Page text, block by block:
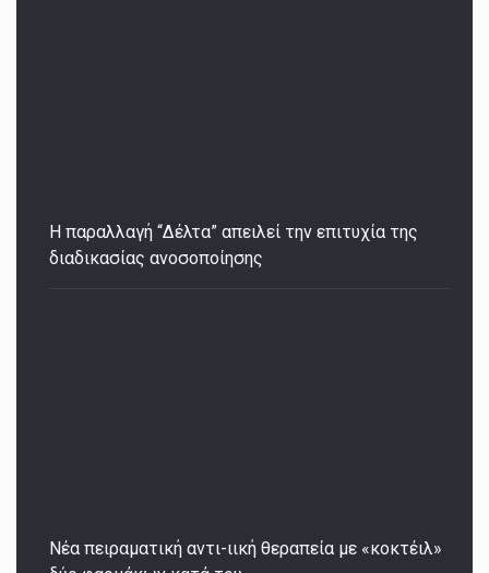
Η παραλλαγή “Δέλτα” απειλεί την επιτυχία της
διαδικασίας ανοσοποίησης
Νέα πειραματική αντι-ιική θεραπεία με «κοκτέιλ»